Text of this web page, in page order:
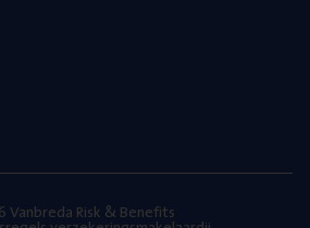
Vanbreda Risk & Benefits